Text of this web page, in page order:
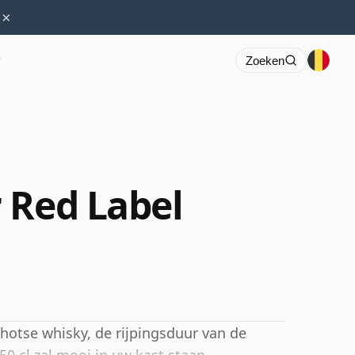
×
Zoeken
Label
whisky, de rijpingsduur van de